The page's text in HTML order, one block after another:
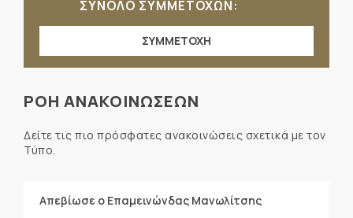
ΣΥΝΟΛΟ ΣΥΜΜΕΤΟΧΩΝ:
ΣΥΜΜΕΤΟΧΗ
ΡΟΗ ΑΝΑΚΟΙΝΩΣΕΩΝ
Δείτε τις πιο πρόσφατες ανακοινώσεις σχετικά με τον
Τύπο.
Απεβίωσε ο Επαμεινώνδας Μανωλίτσης